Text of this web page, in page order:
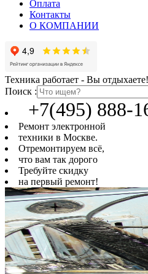
Оплата
Контакты
О КОМПАНИИ
Техника работает - Вы отдыхаете!
Поиск :
+7(495) 888-
Ремонт электронной
техники в Москве.
Отремонтируем всё,
что вам так дорого
Требуйте скидку
на первый ремонт!